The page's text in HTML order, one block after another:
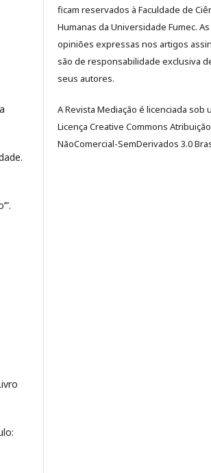
ficam reservados à Faculdade de
Humanas da Universidade Fumec. As
opiniões expressas nos artigos
são de responsabilidade exclusiva
seus autores.
A Revista Mediação é licenciada sob
Licença Creative Commons
NãoComercial-SemDerivados 3.0